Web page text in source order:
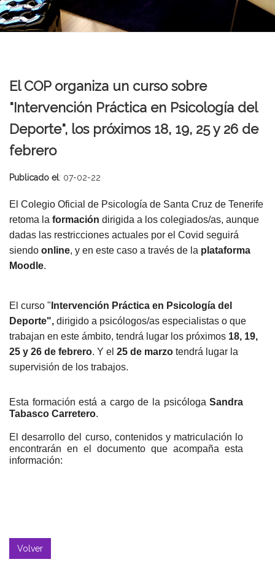
El COP organiza un curso sobre
"Intervención Práctica en Psicología del
Deporte", los próximos 18, 19, 25 y 26 de
febrero
Publicado el: 07-02-22
El Colegio Oficial de Psicología de Santa Cruz de Tenerife
retoma la formación dirigida a los colegiados/as, aunque
dadas las restricciones actuales por el Covid seguirá
siendo online, y en este caso a través de la plataforma
Moodle.
El curso " Intervención Práctica en Psicología del
Deporte", dirigido a psicólogos/as especialistas o que
trabajan en este ámbito, tendrá lugar los próximos 18, 19,
25 y 26 de febrero. Y el 25 de marzo tendrá lugar la
supervisión de los trabajos.
Esta formación está a cargo de la psicólogaSandra
Tabasco Carretero.
El desarrollo del curso, contenidos y matriculación lo
encontrarán en el documento que acompaña esta
información:
Volver